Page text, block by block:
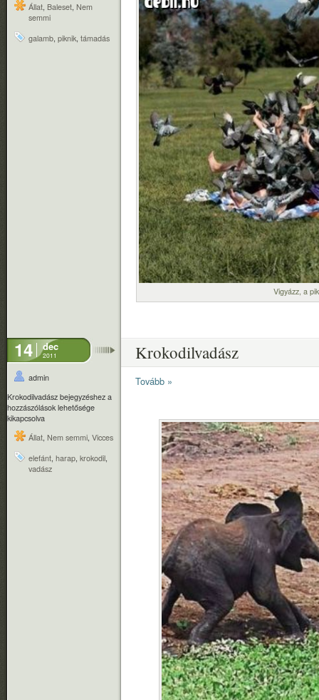
Állat Baleset Nem
semmi
galamb piknik támadás
Vigyázz, a
14 dec
2011
admin
Krokodilvadász bejegyzéshez a
hozzászólások lehetősége
kikapcsolva
Állat, Nem semmi, Vicces
elefánt, harap, krokodil,
vadász
Krokodilvadász
Tovább »